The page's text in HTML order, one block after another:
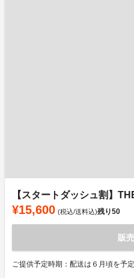
【スタートダッシュ割】
¥15,600 (税込/送料込)残り50
販
ご提供予定時期：配送は６月頃を予